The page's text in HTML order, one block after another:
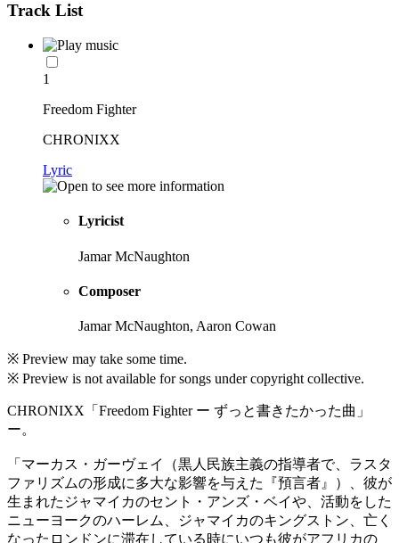
Track List
1
Freedom Fighter
CHRONIXX
Lyric
Lyricist
Jamar McNaughton
Composer
Jamar McNaughton, Aaron Cowan
※ Preview may take some time.
※ Preview is not available for songs under copyright collective.
CHRONIXX「Freedom Fighter ー ずっと書きたかった曲」
ー。
「マーカス・ガーヴェイ（黒人民族主義の指導者で、ラスタ
ファリズムの形成に多大な影響を与えた『預言者』）、彼が
生まれたジャマイカのセント・アンズ・ベイや、活動をした
ニューヨークのハーレム、ジャマイカのキングストン、亡く
なったロンドンに滞在している時にいつも彼がアフリカの